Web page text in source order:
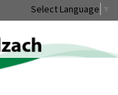
Select Language